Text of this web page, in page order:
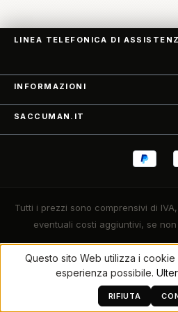
LINEA TELEFONICA DI
INFORMAZIONI
SACCUMAN.IT
Tutti i prezzi sono comprensivi di
eventuali costi aggiuntivi, se
Realizzato con
Questo sito Web utilizza i
esperienza possibile.
RIFIUTA